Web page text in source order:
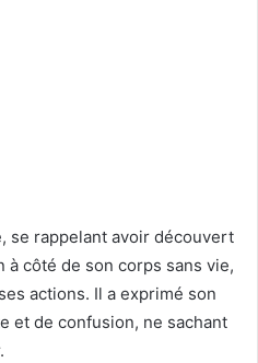
se rappelant avoir découvert
côté de son corps sans vie,
actions. Il a exprimé son
et de confusion, ne sachant